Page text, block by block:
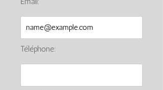
Téléphone: